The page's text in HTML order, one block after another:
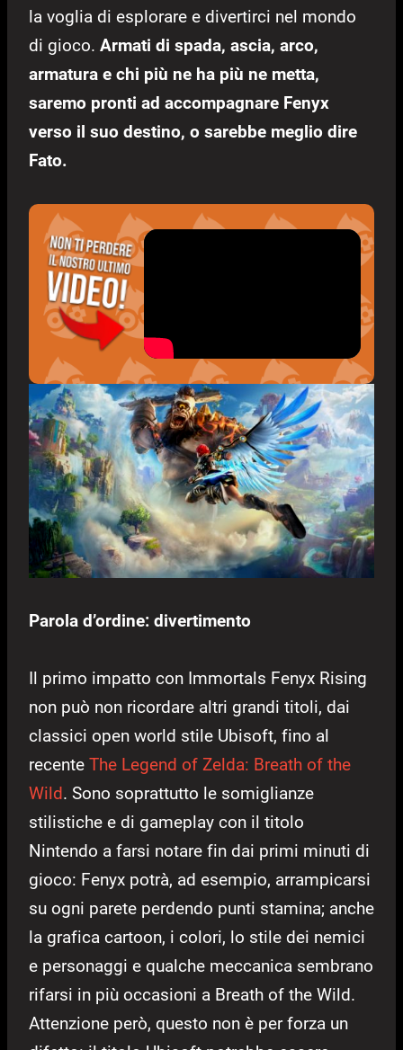
la voglia di esplorare e divertirci nel mondo
di gioco. Armati di spada, ascia, arco,
armatura e chi più ne ha più ne metta,
saremo pronti ad accompagnare Fenyx
verso il suo destino, o sarebbe meglio dire
Fato.
Parola d’ordine: divertimento
Il primo impatto con Immortals Fenyx Rising
non può non ricordare altri grandi titoli, dai
classici open world stile Ubisoft, fino al
recente The Legend of Zelda: Breath of the
Wild. Sono soprattutto le somiglianze
stilistiche e di gameplay con il titolo
Nintendo a farsi notare fin dai primi minuti di
gioco: Fenyx potrà, ad esempio, arrampicarsi
su ogni parete perdendo punti stamina; anche
la grafica cartoon, i colori, lo stile dei nemici
e personaggi e qualche meccanica sembrano
rifarsi in più occasioni a Breath of the Wild.
Attenzione però, questo non è per forza un